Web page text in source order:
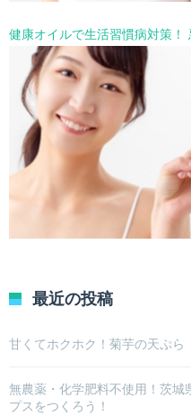
健康オイルで生活習慣病対策！
最近の投稿
甘くてホクホク！菊芋の天ぷら
無農薬・化学肥料不使用！茨城
プスをつくろう！